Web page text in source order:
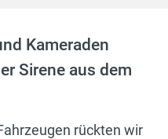
Kameraden
Sirene aus dem
rückten wir